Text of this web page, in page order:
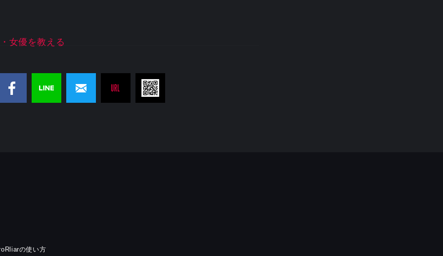
女優を教える
の使い方